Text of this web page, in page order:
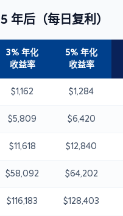
5 年后（每日复利）
3% 年化
收益率
5% 年化
收益率
$1,162 $1,284
$5,809 $6,420
$11,618 $12,840
$58,092 $64,202
$116,183 $128,403